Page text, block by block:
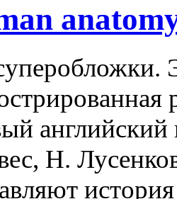
английский
Н.